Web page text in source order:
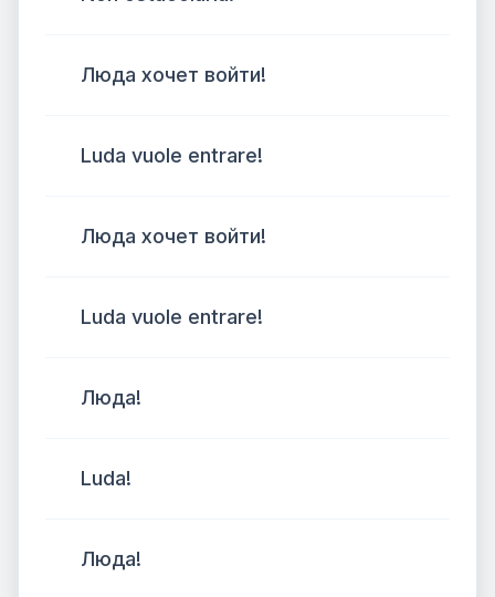
Люда хочет войти!
Luda vuole entrare!
Люда хочет войти!
Luda vuole entrare!
Люда!
Luda!
Люда!